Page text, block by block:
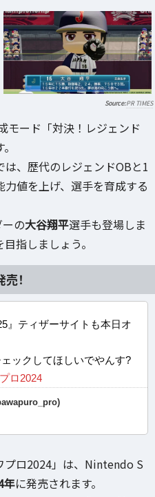
PR TIMES
モード「対決！レジェンド
は、歴代のレジェンドOBと1
値を上げ、選手を育成する
の大谷翔平選手も登場しま
指しましょう。
！
』ティザーサイトも本日オ
ックしてほしいでやんす?
ロ2024
プロ2024」は、Nintendo S
年に発売されます。